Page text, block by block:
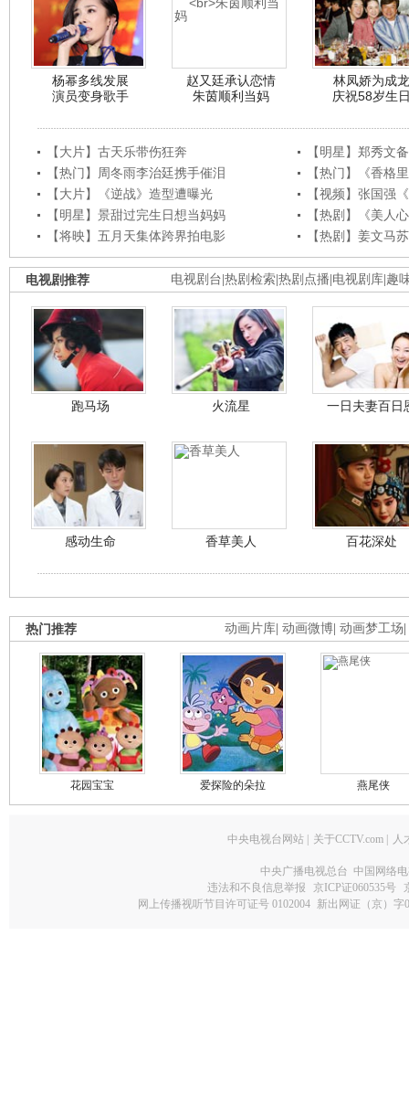
杨幂多线发展
演员变身歌手
赵又廷承认恋情
朱茵顺利当妈
林凤娇为成龙
庆祝58岁生
【大片】古天乐带伤狂奔
【明星】郑秀文
【热门】周冬雨李治廷携手催泪
【热门】《香格
【大片】《逆战》造型遭曝光
【视频】张国强
【明星】景甜过完生日想当妈妈
【热剧】《美人
【将映】五月天集体跨界拍电影
【热剧】姜文马
电视剧台 热剧检索 热剧点播 电视剧库 趣
电视剧推荐
跑马场 火流星 一日夫妻百日
感动生命 香草美人 百花深处
动画片库 动画微博 动画梦工场
热门推荐
花园宝宝 爱探险的朵拉 燕尾侠
中央电视台网站 关于CCTV.com 人
中央广播电视总台 中国网络
违法和不良信息举报
京ICP证060535号
网上传播视听节目许可证号 0102004 新出网证（京）